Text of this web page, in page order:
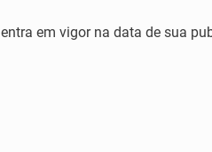
em vigor na data de sua